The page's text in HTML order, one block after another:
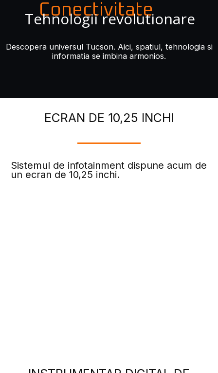
Conectivitate
Tehnologii revolutionare
Descopera universul Tucson. Aici, spatiul, tehnologia si
informatia se imbina armonios.
ECRAN DE 10,25 INCHI
Sistemul de infotainment dispune acum de
un ecran de 10,25 inchi.